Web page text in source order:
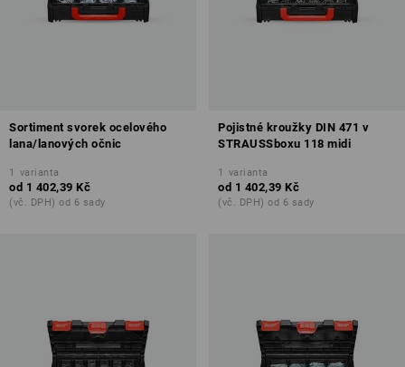
Sortiment svorek ocelového
lana/lanových očnic
1 varianta
od 1 402,39 Kč
(vč. DPH) od 6 sady
Pojistné kroužky DIN 471 v
STRAUSSboxu 118 midi
1 varianta
od 1 402,39 Kč
(vč. DPH) od 6 sady